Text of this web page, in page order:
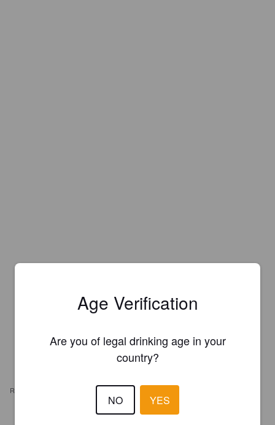
REVIEWS
Age Verification
Are you of legal drinking age in your
country?
NO YES